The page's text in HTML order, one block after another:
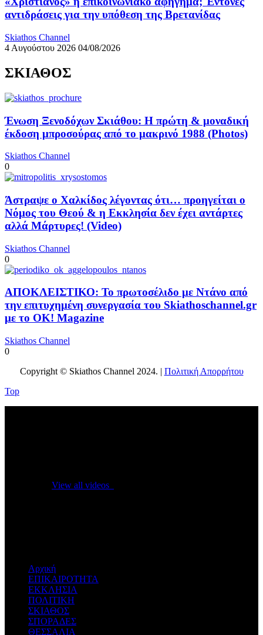
αντιδράσεις για την υπόθεση της Βρετανίδας
Skiathos Channel
4 Αυγούστου 2026 04/08/2026
ΣΚΙΑΘΟΣ
Ένωση Ξενοδόχων Σκιάθου: Η πρώτη & μοναδική
έκδοση μπροσούρας από το μακρινό 1988 (Photos)
Skiathos Channel
0
Άστραψε ο Χαλκίδος λέγοντας ότι… προηγείται ο
Νόμος του Θεού & η Εκκλησία δεν έχει αντάρτες
αλλά Μάρτυρες! (Video)
Skiathos Channel
0
ΑΠΟΚΛΕΙΣΤΙΚΟ: Το πρωτοσέλιδο με Ντάνο από
την επιτυχημένη συνεργασία του Skiathoschannel.gr
με το OK! Magazine
Skiathos Channel
0
Copyright © Skiathos Channel 2024. | Πολιτική Απορρήτου
Top
View all videos
Αρχική
ΕΠΙΚΑΙΡΟΤΗΤΑ
ΕΚΚΛΗΣΙΑ
ΠΟΛΙΤΙΚΗ
ΣΚΙΑΘΟΣ
ΣΠΟΡΑΔΕΣ
ΘΕΣΣΑΛΙΑ